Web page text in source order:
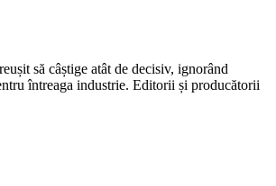
să câștige atât de decisiv, ignorând
întreaga industrie. Editorii și producătorii